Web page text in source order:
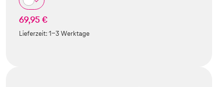
69,95 €
Lieferzeit:1-3 Werktage